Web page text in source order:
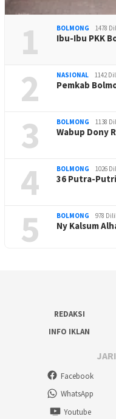
1 BOLMONG 1478
Ibu-Ibu PKK
2 NASIONAL 1142
Pemkab
3 BOLMONG 1138
Wabup Dony
4 BOLMONG 1026
36 Putra-
5 BOLMONG 978
Ny Kalsum
REDAKSI
INFO IKLAN
Facebook
WhatsApp
Youtube